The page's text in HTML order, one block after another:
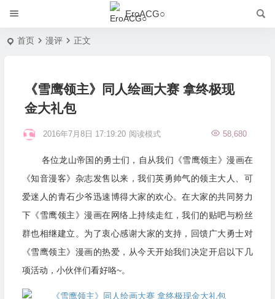
EroACG○
首页 漫评 正文
《雪鹰领主》同人绘画大赛 拿终极现
金大礼包
2016年7月8日 17:19:20 58,680
阅读模式
各位龙山帝国的勇士们，自从我们《雪鹰领主》漫画在
《知音漫客》杂志发售以来，我们英勇帅气的领主大人、可
爱迷人的青石少爷迅速博得大家的欢心。在大家的共同努力
下《雪鹰领主》漫画在网络上持续走红，我们的贴吧与粉丝
群也相继建立。为了衷心感谢大家的支持，回馈广大勇士对
《雪鹰领主》漫画的热爱，从今天开始我们决定开启以下几
项活动，小伙伴们看好咯~。